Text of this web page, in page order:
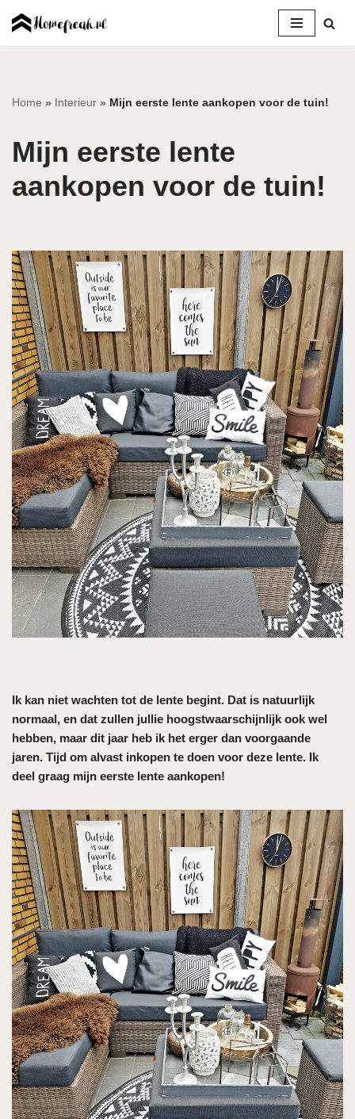
inhoud
Home » Interieur » Mijn eerste lente aankopen voor de tuin!
Mijn eerste lente
aankopen voor de tuin!
Ik kan niet wachten tot de lente begint. Dat is natuurlijk
normaal, en dat zullen jullie hoogstwaarschijnlijk ook wel
hebben, maar dit jaar heb ik het erger dan voorgaande
jaren. Tijd om alvast inkopen te doen voor deze lente. Ik
deel graag mijn eerste lente aankopen!